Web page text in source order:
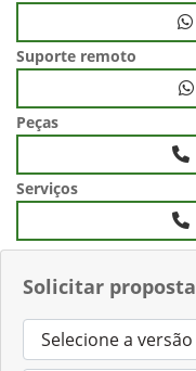
Solicitar proposta
Suporte remoto
Peças
Serviços